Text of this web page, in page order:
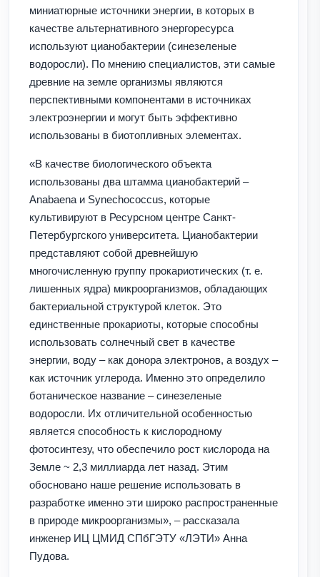
миниатюрные источники энергии, в которых в
качестве альтернативного энергоресурса
используют цианобактерии (синезеленые
водоросли). По мнению специалистов, эти самые
древние на земле организмы являются
перспективными компонентами в источниках
электроэнергии и могут быть эффективно
использованы в биотопливных элементах.
«В качестве биологического объекта
использованы два штамма цианобактерий –
Anabaena и Synechococcus, которые
культивируют в Ресурсном центре Санкт-
Петербургского университета. Цианобактерии
представляют собой древнейшую
многочисленную группу прокариотических (т. е.
лишенных ядра) микроорганизмов, обладающих
бактериальной структурой клеток. Это
единственные прокариоты, которые способны
использовать солнечный свет в качестве
энергии, воду – как донора электронов, а воздух –
как источник углерода. Именно это определило
ботаническое название – синезеленые
водоросли. Их отличительной особенностью
является способность к кислородному
фотосинтезу, что обеспечило рост кислорода на
Земле ~ 2,3 миллиарда лет назад. Этим
обосновано наше решение использовать в
разработке именно эти широко распространенные
в природе микроорганизмы», – рассказала
инженер ИЦ ЦМИД СПбГЭТУ «ЛЭТИ» Анна
Пудова.